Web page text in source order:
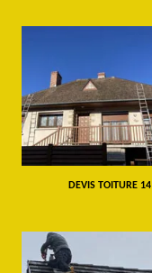
DEVIS TOITURE 14